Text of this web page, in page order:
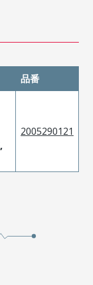
品番
2005290121